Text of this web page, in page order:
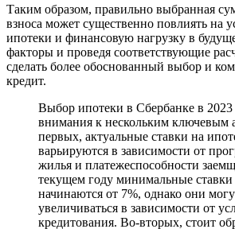
Таким образом, правильно выбранная
взноса может существенно повлиять на
ипотеки и финансовую нагрузку в
факторы и проведя соответствующие
сделать более обоснованный выбор и
кредит.
Выбор ипотеки в Сбербанке в 2023
внимания к нескольким ключевым
первых, актуальные ставки на
варьируются в зависимости от
жилья и платежеспособности
текущем году минимальные ставки
начинаются от 7%, однако они
увеличиваться в зависимости от
кредитования. Во-вторых, стоит